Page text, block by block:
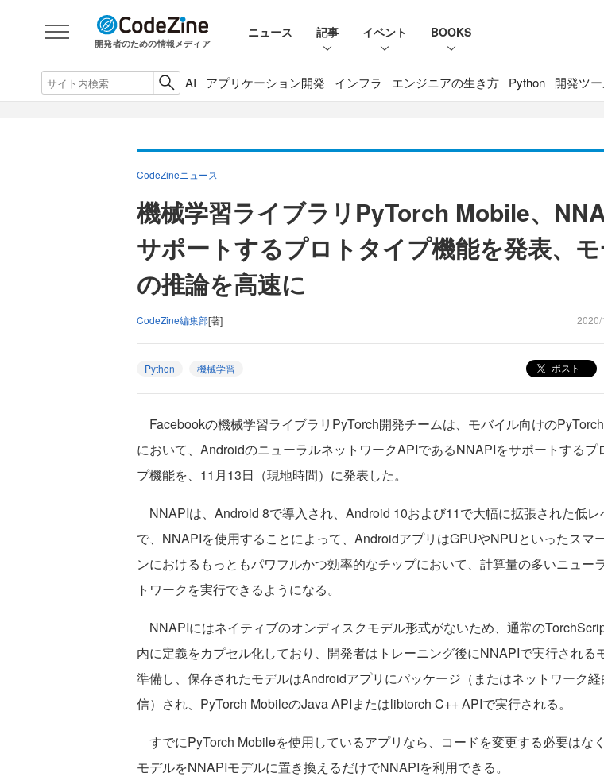
開発者のための情報メディア
ニュース 記事 イベント BOOKS
AI アプリケーション開発 インフラ エンジニアの生き方 Python 開発ツ
CodeZineニュース
機械学習ライブラリPyTorch Mobile、
サポートするプロトタイプ機能を発表、
の推論を高速に
CodeZine編集部[著] 2020/
Python 機械学習 ポスト
Facebookの機械学習ライブラリPyTorch開発チームは、モバイル向けの
において、AndroidのニューラルネットワークAPIであるNNAPIをサポートするプ
プ機能を、11月13日（現地時間）に発表した。
NNAPIは、Android 8で導入され、Android 10および11で大幅に拡張された低レ
で、NNAPIを使用することによって、AndroidアプリはGPUやNPUといったスマ
ンにおけるもっともパワフルかつ効率的なチップにおいて、計算量の多いニュー
トワークを実行できるようになる。
NNAPIにはネイティブのオンディスクモデル形式がないため、通常の
内に定義をカプセル化しており、開発者はトレーニング後にNNAPIで実行される
準備し、保存されたモデルはAndroidアプリにパッケージ（またはネットワーク
信）され、PyTorch MobileのJava APIまたはlibtorch C++ APIで実行される。
すでにPyTorch Mobileを使用しているアプリなら、コードを変更する必要はな
モデルをNNAPIモデルに置き換えるだけでNNAPIを利用できる。